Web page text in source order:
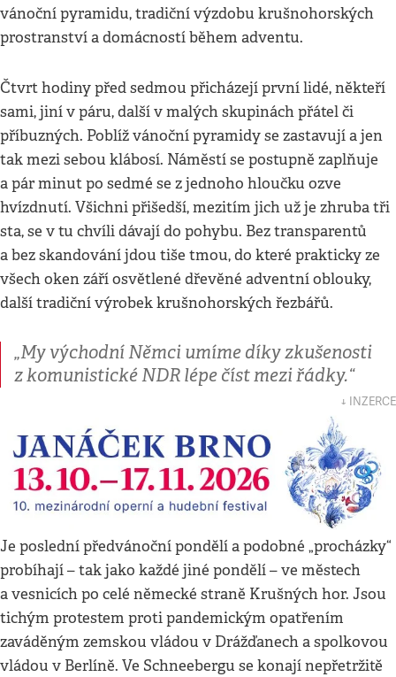
vánoční pyramidu, tradiční výzdobu krušnohorských
prostranství a domácností během adventu.
Čtvrt hodiny před sedmou přicházejí první lidé, někteří
sami, jiní v páru, další v malých skupinách přátel či
příbuzných. Poblíž vánoční pyramidy se zastavují a jen
tak mezi sebou klábosí. Náměstí se postupně zaplňuje
a pár minut po sedmé se z jednoho hloučku ozve
hvízdnutí. Všichni přišedší, mezitím jich už je zhruba tři
sta, se v tu chvíli dávají do pohybu. Bez transparentů
a bez skandování jdou tiše tmou, do které prakticky ze
všech oken září osvětlené dřevěné adventní oblouky,
další tradiční výrobek krušnohorských řezbářů.
„My východní Němci umíme díky zkušenosti
z komunistické NDR lépe číst mezi řádky.“
↓ INZERCE
Je poslední předvánoční pondělí a podobné „procházky“
probíhají – tak jako každé jiné pondělí – ve městech
a vesnicích po celé německé straně Krušných hor. Jsou
tichým protestem proti pandemickým opatřením
zaváděným zemskou vládou v Drážďanech a spolkovou
vládou v Berlíně. Ve Schneebergu se konají nepřetržitě